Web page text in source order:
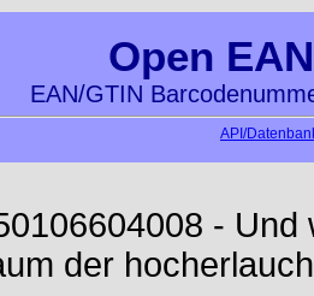
Open
EAN/GTIN
API/
-
der